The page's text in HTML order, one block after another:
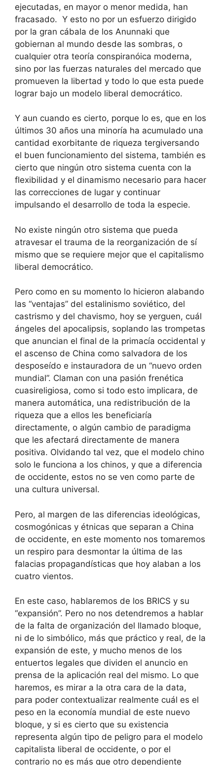
ejecutadas, en mayor o menor medida, han
fracasado. Y esto no por un esfuerzo dirigido
por la gran cábala de los Anunnaki que
gobiernan al mundo desde las sombras, o
cualquier otra teoría conspiranóica moderna,
sino por las fuerzas naturales del mercado que
promueven la libertad y todo lo que esta puede
lograr bajo un modelo liberal democrático.
Y aun cuando es cierto, porque lo es, que en los
últimos 30 años una minoría ha acumulado una
cantidad exorbitante de riqueza tergiversando
el buen funcionamiento del sistema, también es
cierto que ningún otro sistema cuenta con la
flexibilidad y el dinamismo necesario para hacer
las correcciones de lugar y continuar
impulsando el desarrollo de toda la especie.
No existe ningún otro sistema que pueda
atravesar el trauma de la reorganización de sí
mismo que se requiere mejor que el capitalismo
liberal democrático.
Pero como en su momento lo hicieron alabando
las “ventajas” del estalinismo soviético, del
castrismo y del chavismo, hoy se yerguen, cuál
ángeles del apocalipsis, soplando las trompetas
que anuncian el final de la primacía occidental y
el ascenso de China como salvadora de los
desposeído e instauradora de un “nuevo orden
mundial”. Claman con una pasión frenética
cuasireligiosa, como si todo esto implicara, de
manera automática, una redistribución de la
riqueza que a ellos les beneficiaría
directamente, o algún cambio de paradigma
que les afectará directamente de manera
positiva. Olvidando tal vez, que el modelo chino
solo le funciona a los chinos, y que a diferencia
de occidente, estos no se ven como parte de
una cultura universal.
Pero, al margen de las diferencias ideológicas,
cosmogónicas y étnicas que separan a China
de occidente, en este momento nos tomaremos
un respiro para desmontar la última de las
falacias propagandísticas que hoy alaban a los
cuatro vientos.
En este caso, hablaremos de los BRICS y su
“expansión”. Pero no nos detendremos a hablar
de la falta de organización del llamado bloque,
ni de lo simbólico, más que práctico y real, de la
expansión de este, y mucho menos de los
entuertos legales que dividen el anuncio en
prensa de la aplicación real del mismo. Lo que
haremos, es mirar a la otra cara de la data,
para poder contextualizar realmente cuál es el
peso en la economía mundial de este nuevo
bloque, y si es cierto que su existencia
representa algún tipo de peligro para el modelo
capitalista liberal de occidente, o por el
contrario no es más que otro dependiente